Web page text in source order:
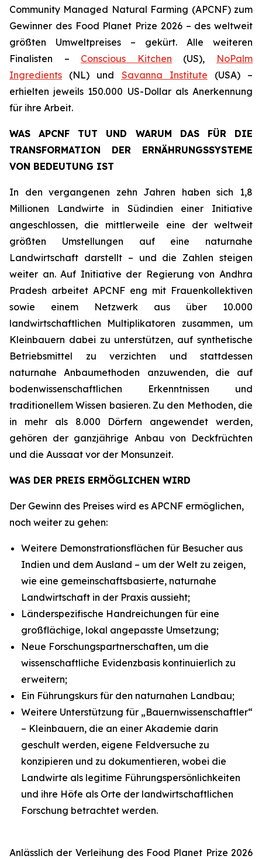
Community Managed Natural Farming (APCNF) zum
Gewinner des Food Planet Prize 2026 – des weltweit
größten Umweltpreises – gekürt. Alle weiteren
Finalisten – Conscious Kitchen (US), NoPalm
Ingredients (NL) und Savanna Institute (USA) –
erhielten jeweils 150.000 US-Dollar als Anerkennung
für ihre Arbeit.
WAS APCNF TUT UND WARUM DAS FÜR DIE
TRANSFORMATION DER ERNÄHRUNGSSYSTEME
VON BEDEUTUNG IST
In den vergangenen zehn Jahren haben sich 1,8
Millionen Landwirte in Südindien einer Initiative
angeschlossen, die mittlerweile eine der weltweit
größten Umstellungen auf eine naturnahe
Landwirtschaft darstellt – und die Zahlen steigen
weiter an. Auf Initiative der Regierung von Andhra
Pradesh arbeitet APCNF eng mit Frauenkollektiven
sowie einem Netzwerk aus über 10.000
landwirtschaftlichen Multiplikatoren zusammen, um
Kleinbauern dabei zu unterstützen, auf synthetische
Betriebsmittel zu verzichten und stattdessen
naturnahe Anbaumethoden anzuwenden, die auf
bodenwissenschaftlichen Erkenntnissen und
traditionellem Wissen basieren. Zu den Methoden, die
in mehr als 8.000 Dörfern angewendet werden,
gehören der ganzjährige Anbau von Deckfrüchten
und die Aussaat vor der Monsunzeit.
WAS DER PREIS ERMÖGLICHEN WIRD
Der Gewinn des Preises wird es APCNF ermöglichen,
noch weiter zu gehen:
Weitere Demonstrationsflächen für Besucher aus
Indien und dem Ausland – um der Welt zu zeigen,
wie eine gemeinschaftsbasierte, naturnahe
Landwirtschaft in der Praxis aussieht;
Länderspezifische Handreichungen für eine
großflächige, lokal angepasste Umsetzung;
Neue Forschungspartnerschaften, um die
wissenschaftliche Evidenzbasis kontinuierlich zu
erweitern;
Ein Führungskurs für den naturnahen Landbau;
Weitere Unterstützung für „Bauernwissenschaftler“
– Kleinbauern, die an einer Akademie darin
geschult werden, eigene Feldversuche zu
konzipieren und zu dokumentieren, wobei die
Landwirte als legitime Führungspersönlichkeiten
und ihre Höfe als Orte der landwirtschaftlichen
Forschung betrachtet werden.
Anlässlich der Verleihung des Food Planet Prize 2026